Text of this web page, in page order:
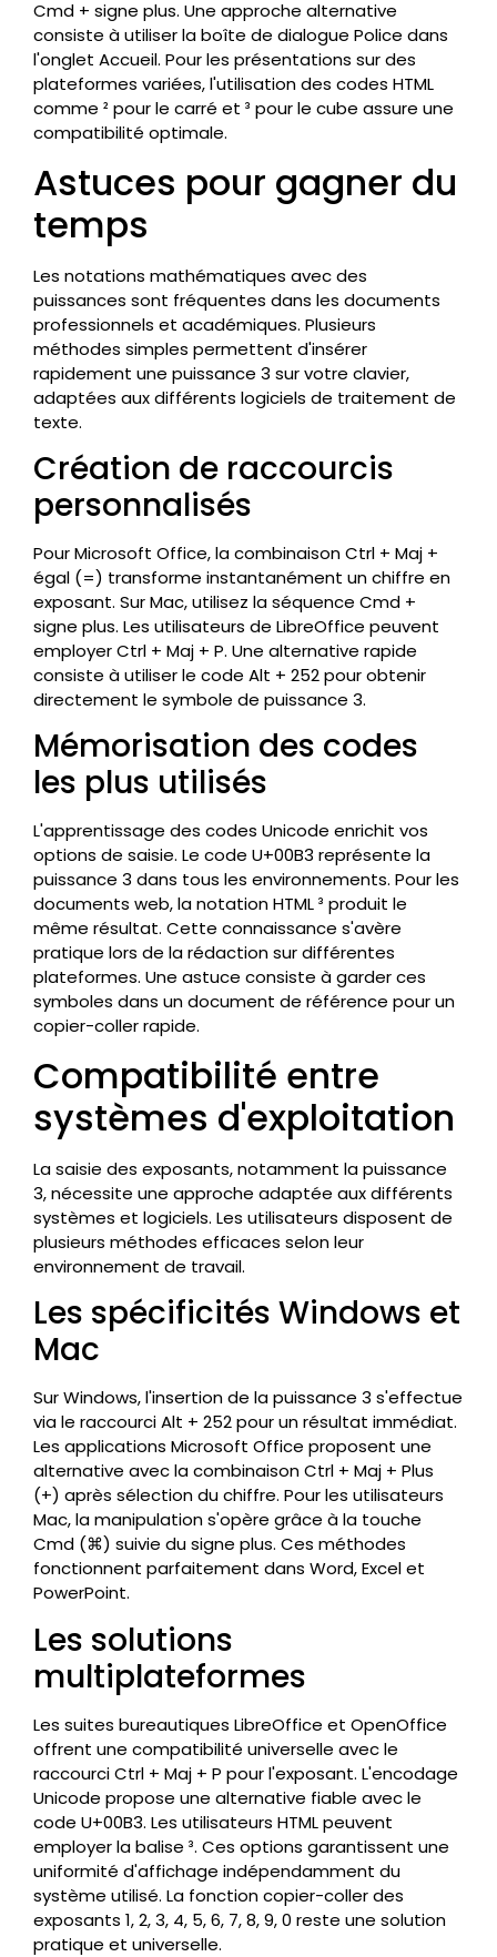
Cmd + signe plus. Une approche alternative
consiste à utiliser la boîte de dialogue Police dans
l'onglet Accueil. Pour les présentations sur des
plateformes variées, l'utilisation des codes HTML
comme ² pour le carré et ³ pour le cube assure une
compatibilité optimale.
Astuces pour gagner du
temps
Les notations mathématiques avec des
puissances sont fréquentes dans les documents
professionnels et académiques. Plusieurs
méthodes simples permettent d'insérer
rapidement une puissance 3 sur votre clavier,
adaptées aux différents logiciels de traitement de
texte.
Création de raccourcis
personnalisés
Pour Microsoft Office, la combinaison Ctrl + Maj +
égal (=) transforme instantanément un chiffre en
exposant. Sur Mac, utilisez la séquence Cmd +
signe plus. Les utilisateurs de LibreOffice peuvent
employer Ctrl + Maj + P. Une alternative rapide
consiste à utiliser le code Alt + 252 pour obtenir
directement le symbole de puissance 3.
Mémorisation des codes
les plus utilisés
L'apprentissage des codes Unicode enrichit vos
options de saisie. Le code U+00B3 représente la
puissance 3 dans tous les environnements. Pour les
documents web, la notation HTML ³ produit le
même résultat. Cette connaissance s'avère
pratique lors de la rédaction sur différentes
plateformes. Une astuce consiste à garder ces
symboles dans un document de référence pour un
copier-coller rapide.
Compatibilité entre
systèmes d'exploitation
La saisie des exposants, notamment la puissance
3, nécessite une approche adaptée aux différents
systèmes et logiciels. Les utilisateurs disposent de
plusieurs méthodes efficaces selon leur
environnement de travail.
Les spécificités Windows et
Mac
Sur Windows, l'insertion de la puissance 3 s'effectue
via le raccourci Alt + 252 pour un résultat immédiat.
Les applications Microsoft Office proposent une
alternative avec la combinaison Ctrl + Maj + Plus
(+) après sélection du chiffre. Pour les utilisateurs
Mac, la manipulation s'opère grâce à la touche
Cmd (⌘) suivie du signe plus. Ces méthodes
fonctionnent parfaitement dans Word, Excel et
PowerPoint.
Les solutions
multiplateformes
Les suites bureautiques LibreOffice et OpenOffice
offrent une compatibilité universelle avec le
raccourci Ctrl + Maj + P pour l'exposant. L'encodage
Unicode propose une alternative fiable avec le
code U+00B3. Les utilisateurs HTML peuvent
employer la balise ³. Ces options garantissent une
uniformité d'affichage indépendamment du
système utilisé. La fonction copier-coller des
exposants 1, 2, 3, 4, 5, 6, 7, 8, 9, 0 reste une solution
pratique et universelle.